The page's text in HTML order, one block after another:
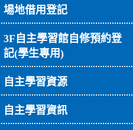
場地借用登記
3F自主學習館自修預約登
記(學生專用)
自主學習資源
自主學習資訊